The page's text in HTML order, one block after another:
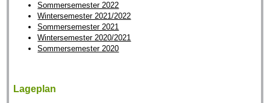
Sommersemester 2022
Wintersemester 2021/2022
Sommersemester 2021
Wintersemester 2020/2021
Sommersemester 2020
Lageplan